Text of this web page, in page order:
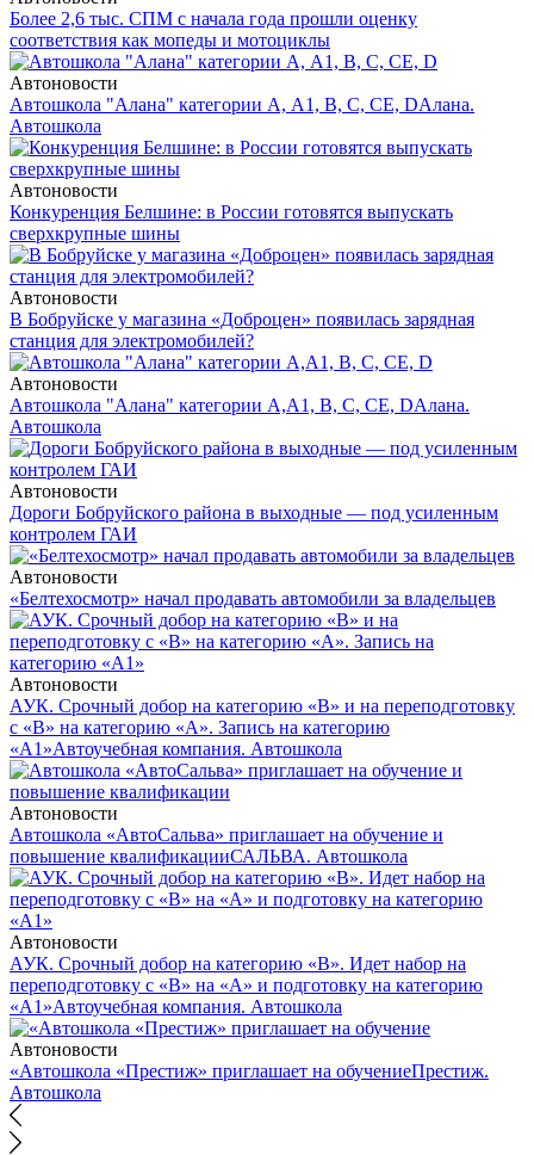
Более 2,6 тыс. СПМ с начала года прошли оценку
соответствия как мопеды и мотоциклы
Автоновости
Автошкола "Алана" категории А, А1, В, С, СЕ, DАлана.
Автошкола
Автоновости
Конкуренция Белшине: в России готовятся выпускать
сверхкрупные шины
Автоновости
В Бобруйске у магазина «Доброцен» появилась зарядная
станция для электромобилей?
Автоновости
Автошкола "Алана" категории А,А1, В, С, СЕ, DАлана.
Автошкола
Автоновости
Дороги Бобруйского района в выходные — под усиленным
контролем ГАИ
Автоновости
«Белтехосмотр» начал продавать автомобили за владельцев
Автоновости
АУК. Срочный добор на категорию «В» и на переподготовку
с «В» на категорию «А». Запись на категорию
«А1»Автоучебная компания. Автошкола
Автоновости
Автошкола «АвтоСальва» приглашает на обучение и
повышение квалификацииСАЛЬВА. Автошкола
Автоновости
АУК. Срочный добор на категорию «В». Идет набор на
переподготовку с «В» на «А» и подготовку на категорию
«А1»Автоучебная компания. Автошкола
Автоновости
«Автошкола «Престиж» приглашает на обучениеПрестиж.
Автошкола